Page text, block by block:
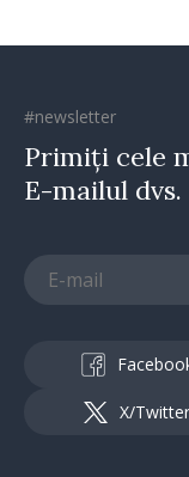
#newsletter
Primiți cele
E-mailul dvs.
X/Twitter